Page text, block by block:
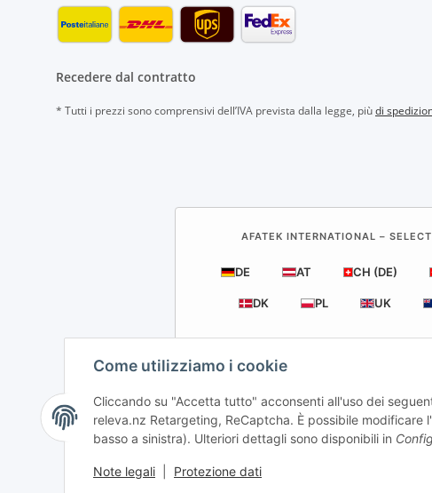
Come utilizziamo i cookie
Cliccando su "Accetta tutto" acconsenti all'uso dei
releva.nz Retargeting, ReCaptcha. È possibile
basso a sinistra). Ulteriori dettagli sono disponibili in
Note legali Protezione dati
Recedere dal contratto
* Tutti i prezzi sono comprensivi dell’IVA prevista dalla legge, piùdi
AFATEK INTERNATIONAL –
DE AT CH (DE)
DK PL UK